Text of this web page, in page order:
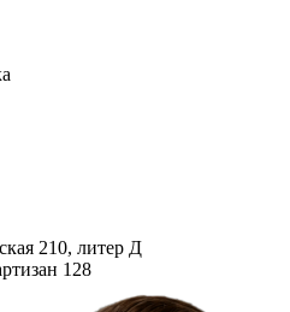
210, литер Д
128